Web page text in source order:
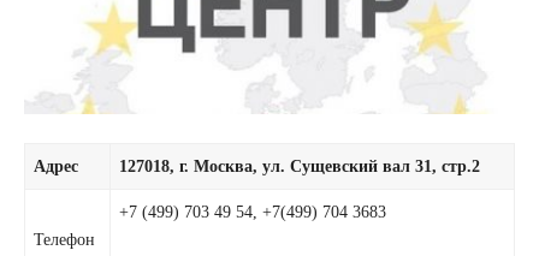
Адрес 127018, г. Москва, ул. Сущевский вал 31, стр.2
Телефон
+7 (499) 703 49 54, +7(499) 704 3683